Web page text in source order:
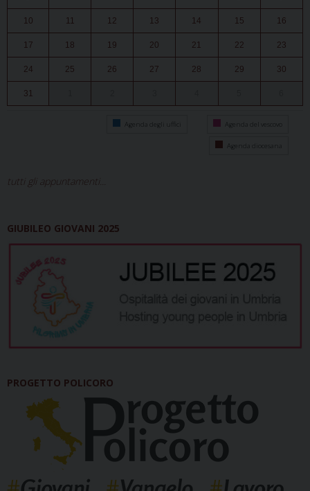
10 11 12 13 14 15 16
17 18 19 20 21 22 23
24 25 26 27 28 29 30
31
Agenda degli uffici Agenda del vescovo
Agenda diocesana
tutti gli appuntamenti...
GIUBILEO GIOVANI 2025
PROGETTO POLICORO